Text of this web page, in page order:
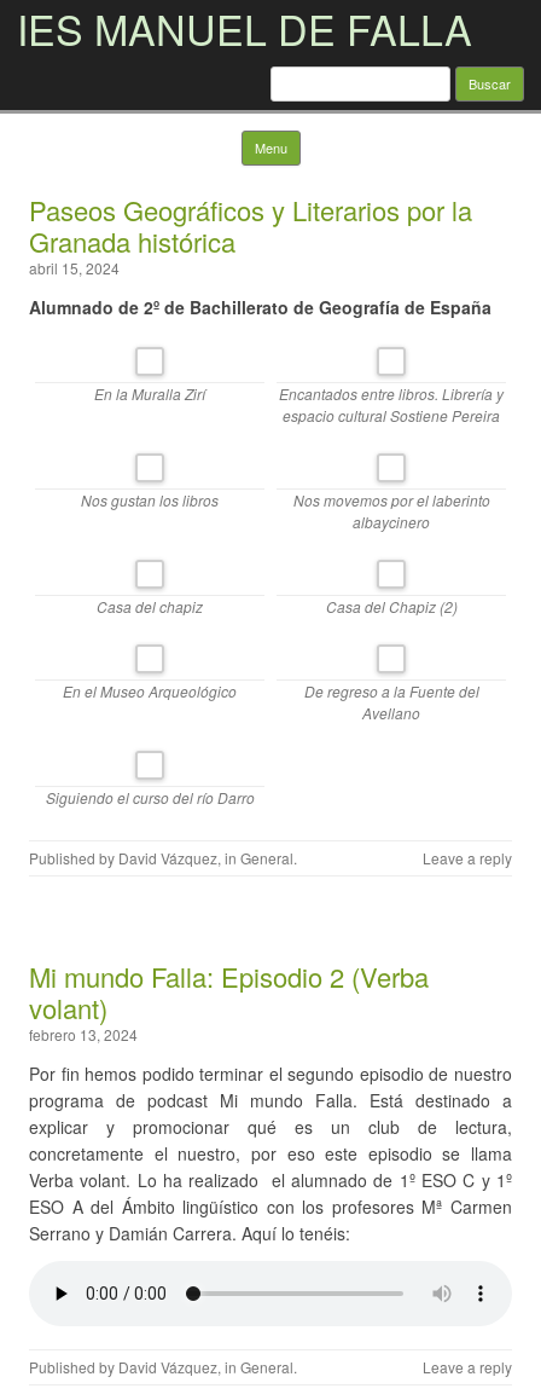
IES MANUEL DE FALLA
Buscar:
Menu Skip to content
Paseos Geográficos y Literarios por la
Granada histórica
abril 15, 2024
Alumnado de 2º de Bachillerato de Geografía de España
En la Muralla Zirí
Encantados entre libros. Librería y
espacio cultural Sostiene Pereira
Nos gustan los libros
Nos movemos por el laberinto
albaycinero
Casa del chapiz Casa del Chapiz (2)
En el Museo Arqueológico
De regreso a la Fuente del
Avellano
Siguiendo el curso del río Darro
Published by David Vázquez, in General. Leave a reply
Mi mundo Falla: Episodio 2 (Verba
volant)
febrero 13, 2024
Por fin hemos podido terminar el segundo episodio de nuestro
programa de podcast Mi mundo Falla. Está destinado a
explicar y promocionar qué es un club de lectura,
concretamente el nuestro, por eso este episodio se llama
Verba volant. Lo ha realizado el alumnado de 1º ESO C y 1º
ESO A del Ámbito lingüístico con los profesores Mª Carmen
Serrano y Damián Carrera. Aquí lo tenéis:
Published by David Vázquez, in General. Leave a reply